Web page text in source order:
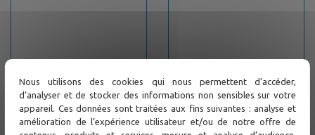
Support
Contact Us
Nous utilisons des cookies qui nous permettent d’accéder,
d’analyser et de stocker des informations non sensibles sur votre
appareil. Ces données sont traitées aux fins suivantes : analyse et
amélioration de l’expérience utilisateur et/ou de notre offre de